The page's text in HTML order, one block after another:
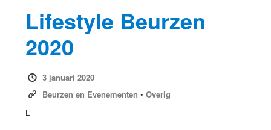
Lifestyle Beurzen
2020
3 januari 2020
Beurzen en Evenementen • Overig
L